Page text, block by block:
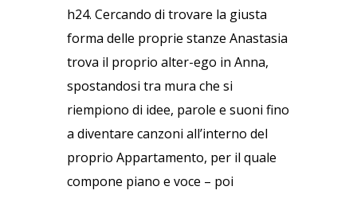
h24. Cercando di trovare la giusta
forma delle proprie stanze Anastasia
trova il proprio alter-ego in Anna,
spostandosi tra mura che si
riempiono di idee, parole e suoni fino
a diventare canzoni all’interno del
proprio Appartamento, per il quale
compone piano e voce – poi